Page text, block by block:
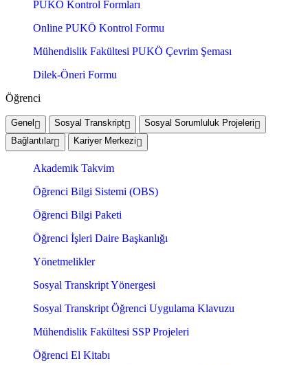
PUKÖ Kontrol Formları
Online PUKÖ Kontrol Formu
Mühendislik Fakültesi PUKÖ Çevrim Şeması
Dilek-Öneri Formu
Öğrenci
Genel Sosyal Transkript
Sosyal Sorumluluk Projeleri
Bağlantılar
Kariyer Merkezi
Akademik Takvim
Öğrenci Bilgi Sistemi (OBS)
Öğrenci Bilgi Paketi
Öğrenci İşleri Daire Başkanlığı
Yönetmelikler
Sosyal Transkript Yönergesi
Sosyal Transkript Öğrenci Uygulama Klavuzu
Mühendislik Fakültesi SSP Projeleri
Öğrenci El Kitabı